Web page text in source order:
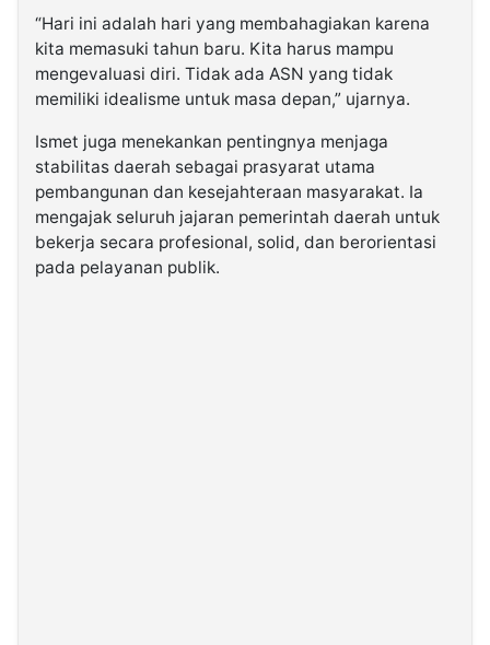
“Hari ini adalah hari yang membahagiakan karena
kita memasuki tahun baru. Kita harus mampu
mengevaluasi diri. Tidak ada ASN yang tidak
memiliki idealisme untuk masa depan,” ujarnya.
Ismet juga menekankan pentingnya menjaga
stabilitas daerah sebagai prasyarat utama
pembangunan dan kesejahteraan masyarakat. Ia
mengajak seluruh jajaran pemerintah daerah untuk
bekerja secara profesional, solid, dan berorientasi
pada pelayanan publik.